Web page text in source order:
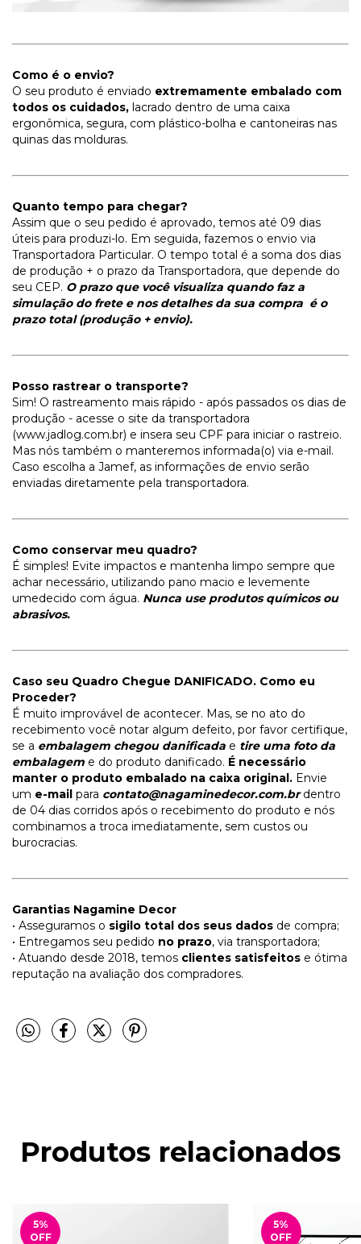
Como é o envio?
O seu produto é enviado extremamente embalado com
todos os cuidados, lacrado dentro de uma caixa
ergonômica, segura, com plástico-bolha e cantoneiras nas
quinas das molduras.
Quanto tempo para chegar?
Assim que o seu pedido é aprovado, temos até 09 dias
úteis para produzi-lo. Em seguida, fazemos o envio via
Transportadora Particular. O tempo total é a soma dos dias
de produção + o prazo da Transportadora, que depende do
seu CEP. O prazo que você visualiza quando faz a
simulação do frete e nos detalhes da sua compra é o
prazo total (produção + envio).
Posso rastrear o transporte?
Sim! O rastreamento mais rápido - após passados os dias de
produção - acesse o site da transportadora
(www.jadlog.com.br) e insera seu CPF para iniciar o rastreio.
Mas nós também o manteremos informada(o) via e-mail.
Caso escolha a Jamef, as informações de envio serão
enviadas diretamente pela transportadora.
Como conservar meu quadro?
É simples! Evite impactos e mantenha limpo sempre que
achar necessário, utilizando pano macio e levemente
umedecido com água. Nunca use produtos químicos ou
abrasivos.
Caso seu Quadro Chegue DANIFICADO. Como eu
Proceder?
É muito improvável de acontecer. Mas, se no ato do
recebimento você notar algum defeito, por favor certifique,
se a embalagem chegou danificada e tire uma foto da
embalagem e do produto danificado. É necessário
manter o produto embalado na caixa original. Envie
um e-mail para contato@nagaminedecor.com.brdentro
de 04 dias corridos após o recebimento do produto e nós
combinamos a troca imediatamente, sem custos ou
burocracias.
Garantias Nagamine Decor
• Asseguramos o sigilo total dos seus dados de compra;
• Entregamos seu pedido no prazo, via transportadora;
• Atuando desde 2018, temos clientes satisfeitos e ótima
reputação na avaliação dos compradores.
Produtos relacionados
5%
OFF
5%
OFF